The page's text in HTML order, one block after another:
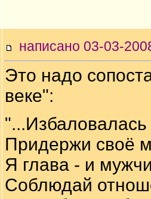
написано 03-03-
Это надо
веке":
Придержи своё
Я глава - и
Соблюдай